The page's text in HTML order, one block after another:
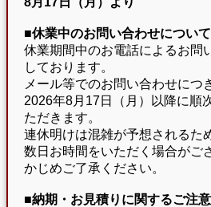
■休業中のお問い合わせについて
休業期間中のお電話によるお問
しております。
メール等でのお問い合わせにつ
2026年8月17日（月）以降に順
ただきます。
連休明けは混雑が予想されるた
数日お時間をいただく場合がご
かじめご了承ください。
■納期・お見積りに関するご注意